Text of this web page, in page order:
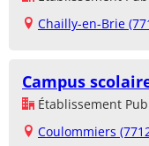
Chailly-en-Brie
Campus
Établissement
Coulommiers